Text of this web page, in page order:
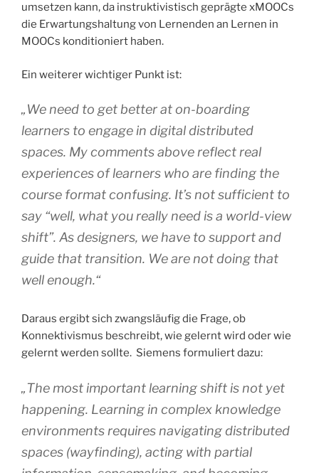
umsetzen kann, da instruktivistisch geprägte xMOOCs
die Erwartungshaltung von Lernenden an Lernen in
MOOCs konditioniert haben.
Ein weiterer wichtiger Punkt ist:
„We need to get better at on-boarding
learners to engage in digital distributed
spaces. My comments above reflect real
experiences of learners who are finding the
course format confusing. It’s not sufficient to
say “well, what you really need is a world-view
shift”. As designers, we have to support and
guide that transition. We are not doing that
well enough.“
Daraus ergibt sich zwangsläufig die Frage, ob
Konnektivismus beschreibt, wie gelernt wird oder wie
gelernt werden sollte. Siemens formuliert dazu:
„The most important learning shift is not yet
happening. Learning in complex knowledge
environments requires navigating distributed
spaces (wayfinding), acting with partial